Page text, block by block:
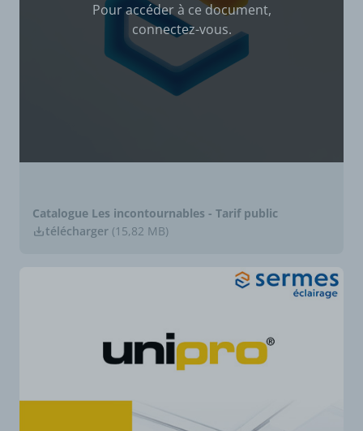
Pour accéder à ce document,
connectez-vous.
Catalogue Les incontournables - Tarif public
télécharger (15,82 MB)